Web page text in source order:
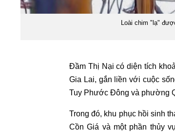
Loài chim "lạ"
Đầm Thị Nại có diện tích
Gia Lai, gắn liền với cuộc
Tuy Phước Đông và phường
Trong đó, khu phục hồi sinh
Cồn Giá và một phần thủy